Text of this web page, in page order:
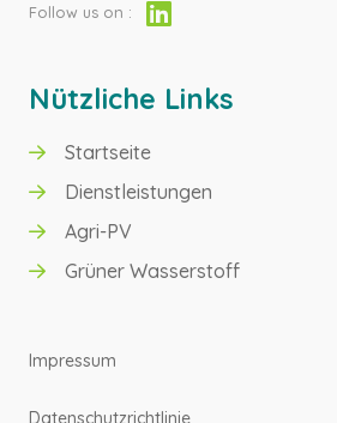
GRÜNER WASSERSTOFF
AGRI-PV
Follow us on :
Nützliche Links
Startseite
Dienstleistungen
Agri-PV
Grüner Wasserstoff
Impressum
Datenschutzrichtlinie